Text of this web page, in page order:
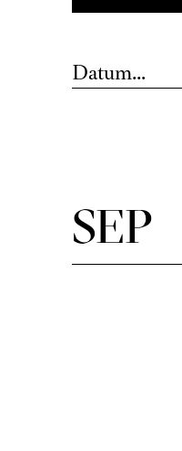
Datum...
SEP